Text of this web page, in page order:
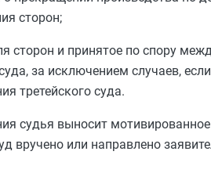
сторон;
сторон и принятое по спору
за исключением случаев,
третейского суда.
судья выносит
вручено или направлено